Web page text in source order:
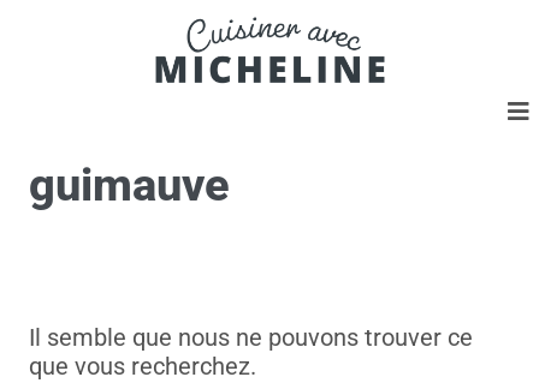
guimauve
Il semble que nous ne pouvons trouver ce
que vous recherchez.